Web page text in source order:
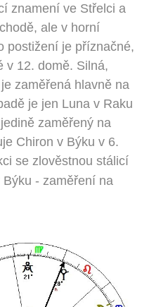
znamení ve Střelci a
ale v horní
postižení je příznačné,
v 12. domě. Silná,
zaměřená hlavně na
je jen Luna v Raku
zaměřený na
Chiron v Býku v 6.
se zlověstnou stálicí
- zaměření na